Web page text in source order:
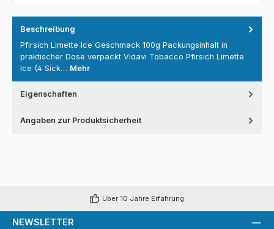
Beschreibung
Pfirsich Limette Ice Geschmack 100g Packungsinhalt in
praktischer Dose verpackt Vidavi Tobacco Pfirsich Limette
Ice (4 Sick… Mehr
Eigenschaften
Angaben zur Produktsicherheit
Über 10 Jahre Erfahrung
NEWSLETTER